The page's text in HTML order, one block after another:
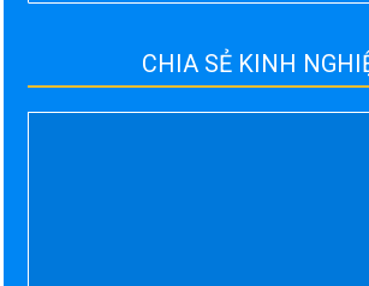
CHIA SẺ KINH